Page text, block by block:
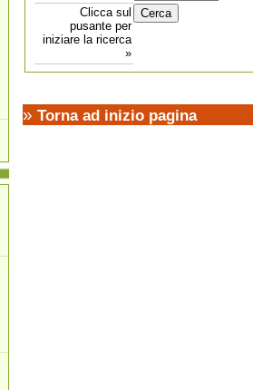
Clicca sul
pusante per
iniziare la ricerca
»
» Torna ad inizio pagina